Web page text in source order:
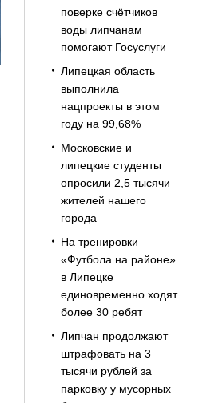
поверке счётчиков
воды липчанам
помогают Госуслуги
Липецкая область
выполнила
нацпроекты в этом
году на 99,68%
Московские и
липецкие студенты
опросили 2,5 тысячи
жителей нашего
города
На тренировки
«Футбола на районе»
в Липецке
единовременно ходят
более 30 ребят
Липчан продолжают
штрафовать на 3
тысячи рублей за
парковку у мусорных